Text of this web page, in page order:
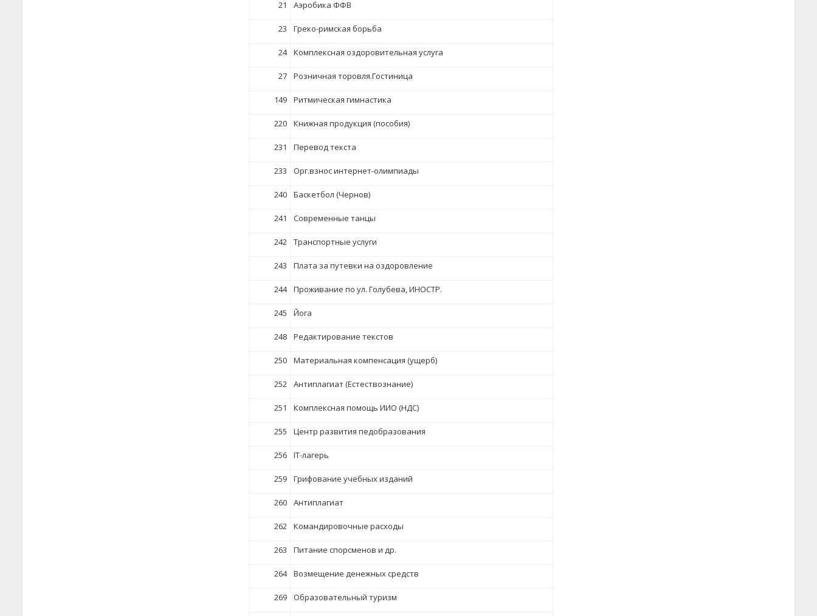
21 Аэробика ФФВ
23 Греко-римская борьба
24 Комплексная оздоровительная услуга
27 Розничная торовля.Гостиница
149 Ритмическая гимнастика
220 Книжная продукция (пособия)
231 Перевод текста
233 Орг.взнос интернет-олимпиады
240 Баскетбол (Чернов)
241 Современные танцы
242 Транспортные услуги
243 Плата за путевки на оздоровление
244 Проживание по ул. Голубева, ИНОСТР.
245 Йога
248 Редактирование текстов
250 Материальная компенсация (ущерб)
252 Антиплагиат (Естествознание)
251 Комплексная помощь ИИО (НДС)
255 Центр развития педобразования
256 IT-лагерь
259 Грифование учебных изданий
260 Антиплагиат
262 Командировочные расходы
263 Питание спорсменов и др.
264 Возмещение денежных средств
269 Образовательный туризм